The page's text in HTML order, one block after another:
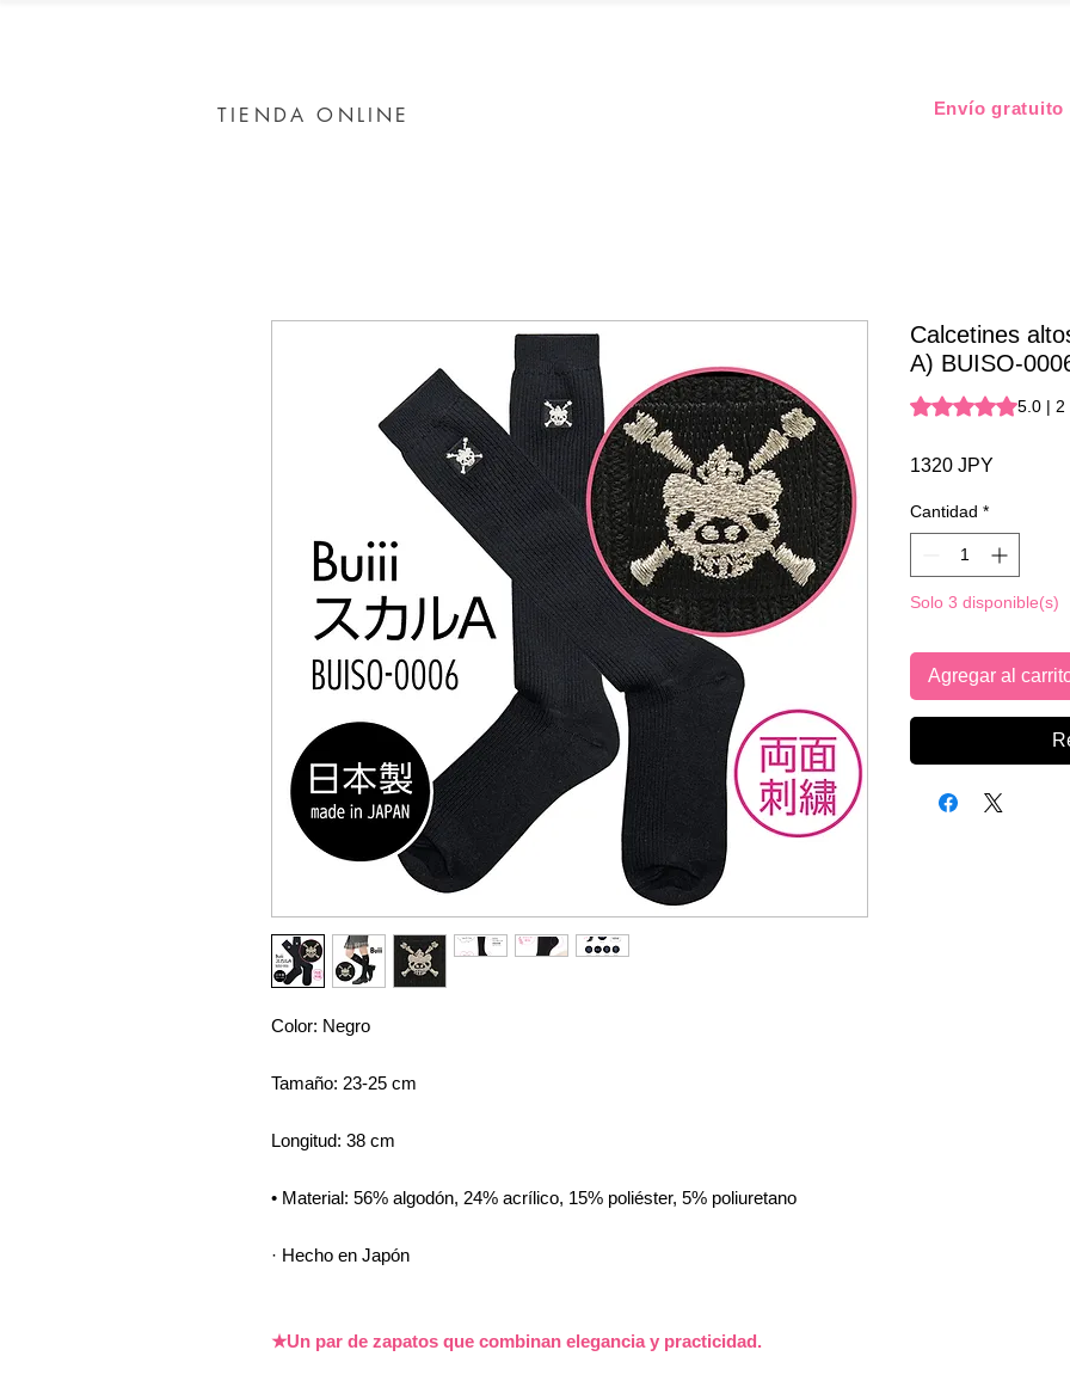
TIENDA ONLINE Envío gratuito
Color: Negro
Tamaño: 23-25 cm
Longitud: 38 cm
• Material: 56% algodón, 24% acrílico, 15% poliéster, 5% poliuretano
· Hecho en Japón
★Un par de zapatos que combinan elegancia y practicidad.
Calcetines
A) BUISO-
Según 2 reseñas,
5.0 | 2
1320 JPY
Cantidad *
Solo 3 disponible(s)
Agregar al